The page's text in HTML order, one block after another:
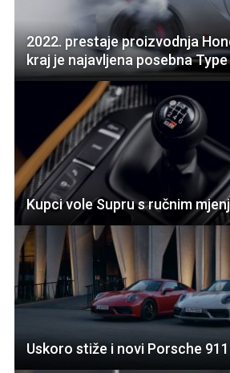
2022. prestaje proizvodnja
kraj je najavljena posebna
Kupci vole Supru s ručnim
Uskoro stiže i novi Porsche 911